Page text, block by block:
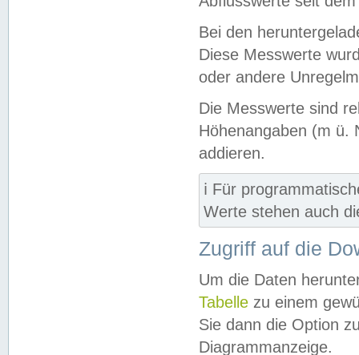
Bei den
Diese Messwerte
oder andere
Die Messwerte sind
Höhenangaben (m ü.
addieren.
ℹ️ Für
Werte stehen auch
Zugriff auf die
Um die Daten
Tabelle zu einem
Sie dann die Option
Diagrammanzeige.